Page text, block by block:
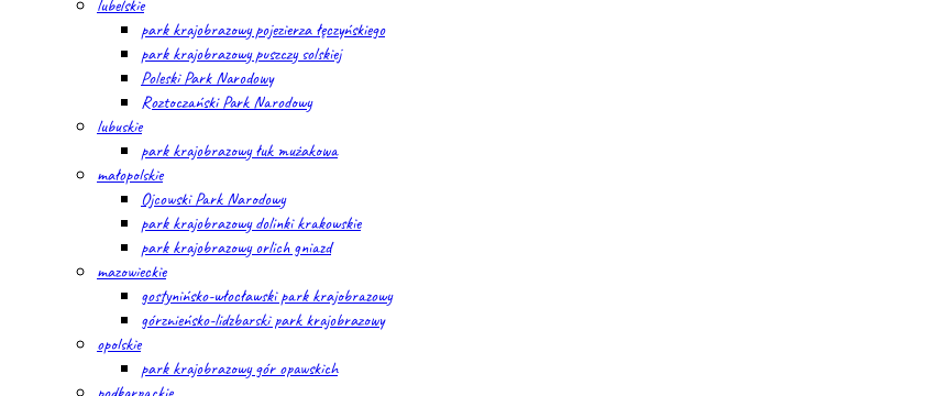
lubelskie
park krajobrazowy pojezierza łęczyńskiego
park krajobrazowy puszczy solskiej
Poleski Park Narodowy
Roztoczański Park Narodowy
lubuskie
park krajobrazowy łuk mużakowa
małopolskie
Ojcowski Park Narodowy
park krajobrazowy dolinki krakowskie
park krajobrazowy orlich gniazd
mazowieckie
gostynińsko-włocławski park krajobrazowy
górznieńsko-lidzbarski park krajobrazowy
opolskie
park krajobrazowy gór opawskich